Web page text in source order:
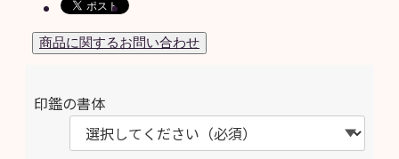
印鑑の書体